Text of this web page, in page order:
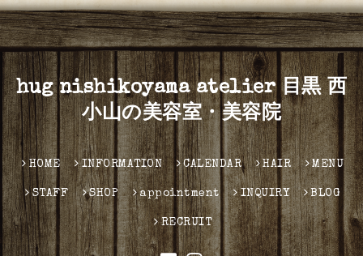
hug nishikoyama atelier 目黒 西
小山の美容室・美容院
HOME INFORMATION CALENDAR HAIR MENU
STAFF SHOP appointment INQUIRY BLOG
RECRUIT